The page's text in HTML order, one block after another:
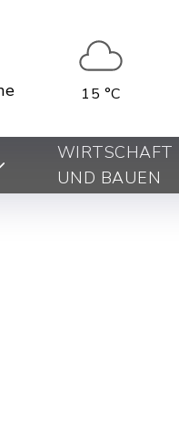
15 °C
WIRTSCHAFT
UND BAUEN